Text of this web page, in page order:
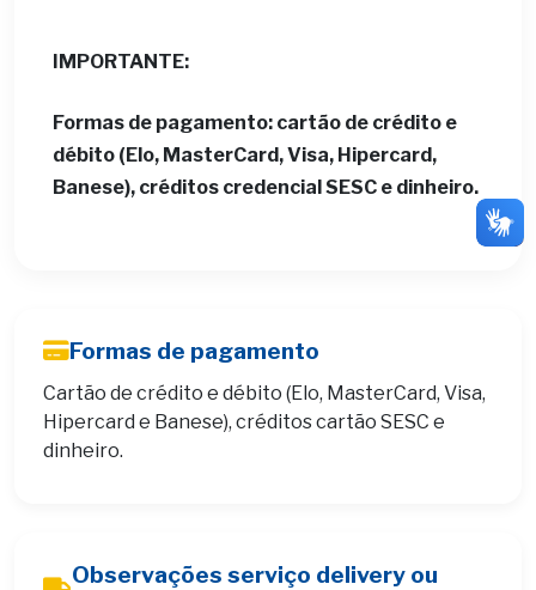
IMPORTANTE:
Formas de pagamento: cartão de crédito e
débito (Elo, MasterCard, Visa, Hipercard,
Banese), créditos credencial SESC e dinheiro.
Formas de pagamento
Cartão de crédito e débito (Elo, MasterCard, Visa,
Hipercard e Banese), créditos cartão SESC e
dinheiro.
Observações serviço delivery ou